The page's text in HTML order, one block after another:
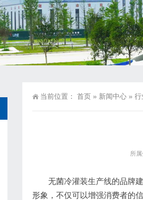
当前位置： 首页 » 新闻中心 » 行
所属
无菌冷灌装生产线的品牌
形象，不仅可以增强消费者的